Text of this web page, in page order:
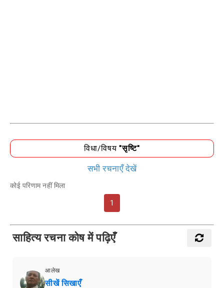
विधा/विषय"सृष्टि"
सभी रचनाएँ देखें
कोई परिणाम नहीं मिला
1
साहित्य रचना कोष में पढ़िएँ
आलेख
सीखें सिखाएँ